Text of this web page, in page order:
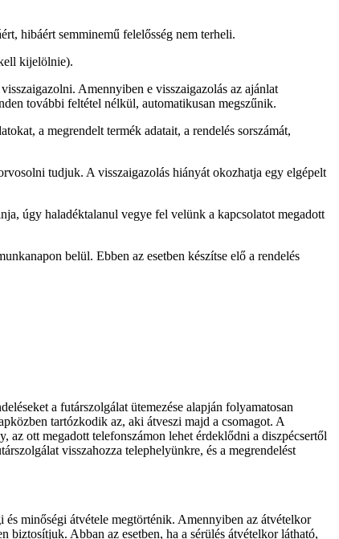
hibáért semminemű felelősség nem terheli.
kijelölnie).
Amennyiben e visszaigazolás az ajánlat
további feltétel nélkül, automatikusan megszűnik.
a megrendelt termék adatait, a rendelés sorszámát,
tudjuk. A visszaigazolás hiányát okozhatja egy elgépelt
úgy haladéktalanul vegye fel velünk a kapcsolatot megadott
belül. Ebben az esetben készítse elő a rendelés
a futárszolgálat ütemezése alapján folyamatosan
tartózkodik az, aki átveszi majd a csomagot. A
az ott megadott telefonszámon lehet érdeklődni a diszpécsertől
visszahozza telephelyünkre, és a megrendelést
minőségi átvétele megtörténik. Amennyiben az átvételkor
biztosítjuk. Abban az esetben, ha a sérülés átvételkor látható,